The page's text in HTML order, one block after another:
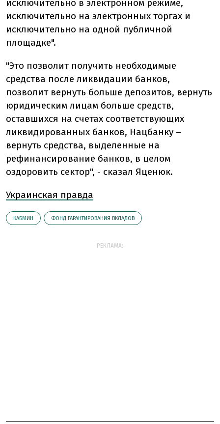
исключительно в электронном режиме,
исключительно на электронных торгах и
исключительно на одной публичной
площадке".
"Это позволит получить необходимые
средства после ликвидации банков,
позволит вернуть больше депозитов, вернуть
юридическим лицам больше средств,
оставшихся на счетах соответствующих
ликвидированных банков, Нацбанку –
вернуть средства, выделенные на
рефинансирование банков, в целом
оздоровить сектор", - сказал Яценюк.
Украинская правда
КАБМИН ФОНД ГАРАНТИРОВАНИЯ ВКЛАДОВ
РЕКЛАМА: